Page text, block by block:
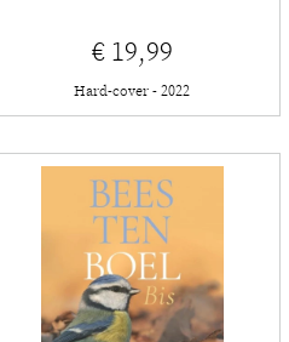
€ 19,99
Hard-cover - 2022